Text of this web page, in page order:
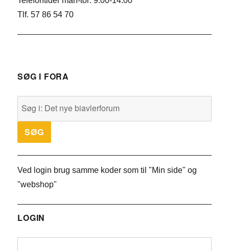
Tlf. 57 86 54 70
SØG I FORA
Ved login brug samme koder som til "Min side" og
"webshop"
LOGIN